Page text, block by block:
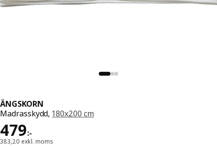
ÄNGSKORN
Madrasskydd, 180x200 cm
479:-
Pris 479:-
383,20 exkl. moms